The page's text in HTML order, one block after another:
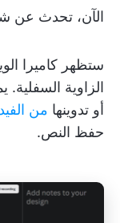
الآن، تحدث عن
ستظهر كاميرا
الزاوية
أو تدوينها من
حفظ النص.